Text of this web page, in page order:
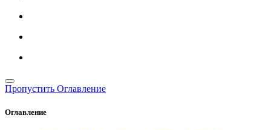
Пропустить Оглавление
Оглавление